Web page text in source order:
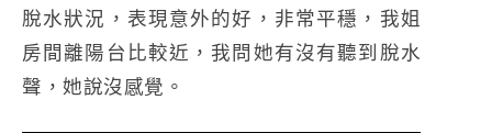
脫水狀況，表現意外的好，非常平穩，我姐
房間離陽台比較近，我問她有沒有聽到脫水
聲，她說沒感覺。